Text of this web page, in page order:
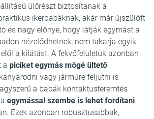
ülőrészt biztosítanak a
ikerbabáknak, akár már újszülött
és nagy előnye, hogy látják egymást a
nézelődhetnek, nem takarja egyik
a kilátást. A fekvőfelületük azonban
a piciket egymás mögé ültető
vagy járműre feljutni is
a babák kontaktusteremtés
egymással szembe is lehet fordítani
Ezek azonban robusztusabbak,